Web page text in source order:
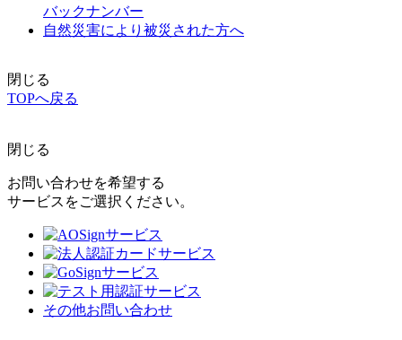
バックナンバー
自然災害により被災された方へ
閉じる
TOPへ戻る
閉じる
お問い合わせを希望する
サービスをご選択ください。
その他お問い合わせ